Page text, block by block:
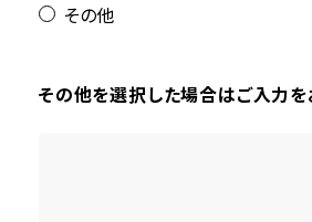
その他
その他を選択した場合はご入力を